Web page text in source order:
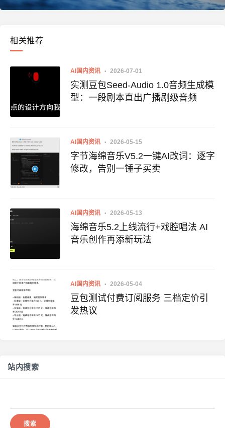
相关推荐
AI国内资讯 2026-07-01
实测豆包Seed-Audio 1.0音频生成模
型：一段剧本直出广播剧级音频
AI国内资讯 2026-05-15
字节海绵音乐V5.2一键AI改词：逐字
修改，告别一锤子买卖
AI国内资讯 2026-05-13
海绵音乐5.2上线流行+戏腔唱法 AI
音乐创作再添新玩法
AI国内资讯 2026-05-04
豆包测试付费订阅服务 三档定价引
发热议
站内搜索